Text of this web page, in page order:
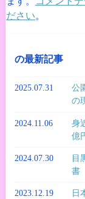
ださい。
の最新記事
2025.07.31
公
の
2024.11.06
身
億
2024.07.30
目
書
2023.12.19 日